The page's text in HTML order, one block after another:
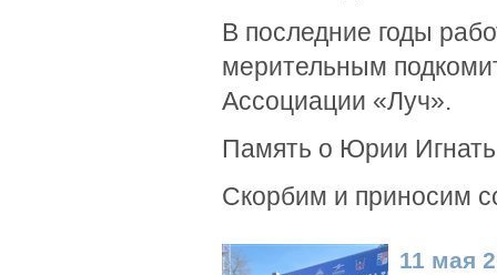
В последние годы
мерительным
Ассоциации «Луч».
Память о Юрии
Скорбим и приносим
11 мая